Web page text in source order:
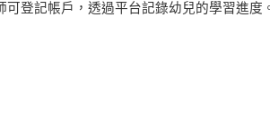
登記帳戶，透過平台記錄幼兒的學習進度